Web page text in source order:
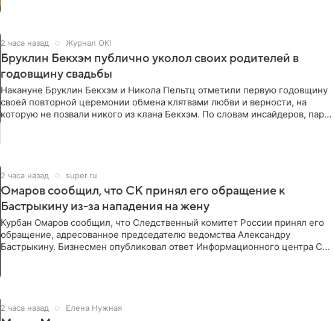
2 часа назад Журнал OK!
Бруклин Бекхэм публично уколол своих родителей в
годовщину свадьбы
Накануне Бруклин Бекхэм и Никола Пельтц отметили первую годовщину
своей повторной церемонии обмена клятвами любви и верности, на
которую не позвали никого из клана Бекхэм. По словам инсайдеров, пара
2 часа назад super.ru
Омаров сообщил, что СК принял его обращение к
Бастрыкину из-за нападения на жену
Курбан Омаров сообщил, что Следственный комитет России принял его
обращение, адресованное председателю ведомства Александру
Бастрыкину. Бизнесмен опубликовал ответ Информационного центра СК
2 часа назад Елена Нужная